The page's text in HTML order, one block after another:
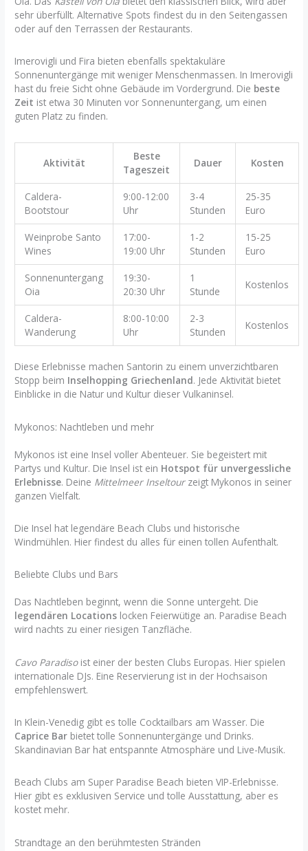
sehr überfüllt. Alternative Spots findest du in den Seitengassen
oder auf den Terrassen der Restaurants.
Imerovigli und Fira bieten ebenfalls spektakuläre
Sonnenuntergänge mit weniger Menschenmassen. In Imerovigli
hast du freie Sicht ohne Gebäude im Vordergrund. Die beste
Zeit ist etwa 30 Minuten vor Sonnenuntergang, um einen
guten Platz zu finden.
Aktivität
Beste
Tageszeit
Dauer Kosten
Caldera-
Bootstour
9:00-12:00
Uhr
3-4
Stunden
25-35
Euro
Weinprobe Santo
Wines
17:00-
19:00 Uhr
1-2
Stunden
15-25
Euro
Sonnenuntergang
Oia
19:30-
20:30 Uhr
1
Stunde
Kostenlos
Caldera-
Wanderung
8:00-10:00
Uhr
2-3
Stunden
Kostenlos
Diese Erlebnisse machen Santorin zu einem unverzichtbaren
Stopp beim Inselhopping Griechenland. Jede Aktivität bietet
Einblicke in die Natur und Kultur dieser Vulkaninsel.
Mykonos: Nachtleben und mehr
Mykonos ist eine Insel voller Abenteuer. Sie begeistert mit
Partys und Kultur. Die Insel ist ein Hotspot für unvergessliche
Erlebnisse. Deine Mittelmeer Inseltourzeigt Mykonos in seiner
ganzen Vielfalt.
Die Insel hat legendäre Beach Clubs und historische
Windmühlen. Hier findest du alles für einen tollen Aufenthalt.
Beliebte Clubs und Bars
Das Nachtleben beginnt, wenn die Sonne untergeht. Die
legendären Locations locken Feierwütige an. Paradise Beach
wird nachts zu einer riesigen Tanzfläche.
Cavo Paradisoist einer der besten Clubs Europas. Hier spielen
internationale DJs. Eine Reservierung ist in der Hochsaison
empfehlenswert.
In Klein-Venedig gibt es tolle Cocktailbars am Wasser. Die
Caprice Bar bietet tolle Sonnenuntergänge und Drinks.
Skandinavian Bar hat entspannte Atmosphäre und Live-Musik.
Beach Clubs am Super Paradise Beach bieten VIP-Erlebnisse.
Hier gibt es exklusiven Service und tolle Ausstattung, aber es
kostet mehr.
Strandtage an den berühmtesten Stränden